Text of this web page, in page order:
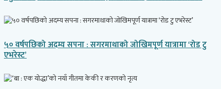
५० वर्षपछिको अदम्य सपना : सगरमाथाको जोखिमपूर्ण यात्रामा ‘रोड टु
एभरेस्ट’